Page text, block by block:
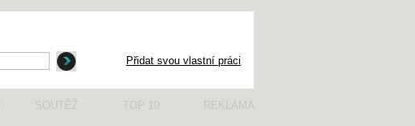
Přidat svou vlastní práci
SOUTĚŽ TOP 10 REKLAMA